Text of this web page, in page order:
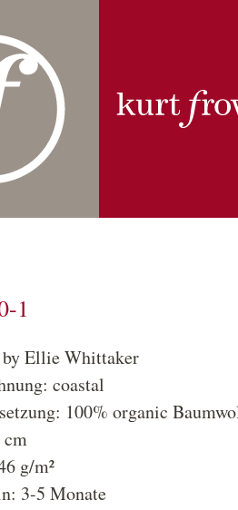
1
Ellie Whittaker
coastal
100% organic
g/m²
3-5 Monate